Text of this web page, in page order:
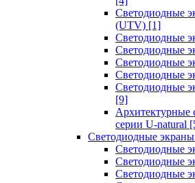
Светодиодные
(UTV) [1]
Светодиодные
Светодиодные
Светодиодные
Светодиодные
Светодиодные
[9]
Архитектурные
серии U-natural
Светодиодные
Светодиодные
Светодиодные
Светодиодные